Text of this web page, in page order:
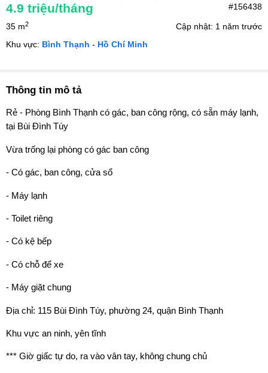
4.9 triệu/tháng #156438
35 m2
Cập nhật: 1 năm trước
Khu vực: Bình Thạnh - Hồ Chí Minh
Thông tin mô tả
Rẻ - Phòng Bình Thạnh có gác, ban công rộng, có sẵn máy lạnh,
tại Bùi Đình Túy
Vừa trống lại phòng có gác ban công
- Có gác, ban công, cửa sổ
- Máy lạnh
- Toilet riêng
- Có kệ bếp
- Có chỗ để xe
- Máy giặt chung
Địa chỉ: 115 Bùi Đình Túy, phường 24, quận Bình Thạnh
Khu vực an ninh, yên tĩnh
*** Giờ giấc tự do, ra vào vân tay, không chung chủ